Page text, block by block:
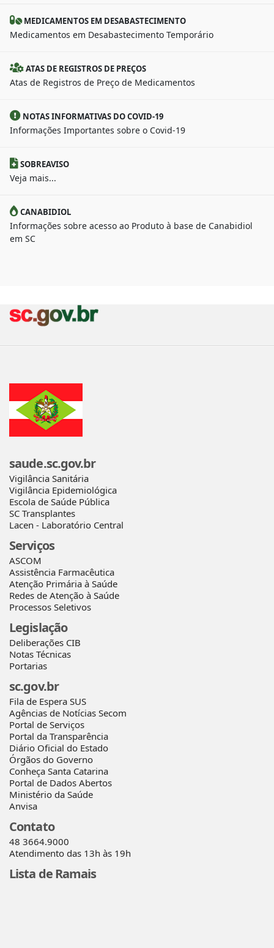
MEDICAMENTOS EM DESABASTECIMENTO
Medicamentos em Desabastecimento Temporário
ATAS DE REGISTROS DE PREÇOS
Atas de Registros de Preço de Medicamentos
NOTAS INFORMATIVAS DO COVID-19
Informações Importantes sobre o Covid-19
SOBREAVISO
Veja mais...
CANABIDIOL
Informações sobre acesso ao Produto à base de Canabidiol
em SC
saude.sc.gov.br
Vigilância Sanitária
Vigilância Epidemiológica
Escola de Saúde Pública
SC Transplantes
Lacen - Laboratório Central
Serviços
ASCOM
Assistência Farmacêutica
Atenção Primária à Saúde
Redes de Atenção à Saúde
Processos Seletivos
Legislação
Deliberações CIB
Notas Técnicas
Portarias
sc.gov.br
Fila de Espera SUS
Agências de Notícias Secom
Portal de Serviços
Portal da Transparência
Diário Oficial do Estado
Órgãos do Governo
Conheça Santa Catarina
Portal de Dados Abertos
Ministério da Saúde
Anvisa
Contato
48 3664.9000
Atendimento das 13h às 19h
Lista de Ramais